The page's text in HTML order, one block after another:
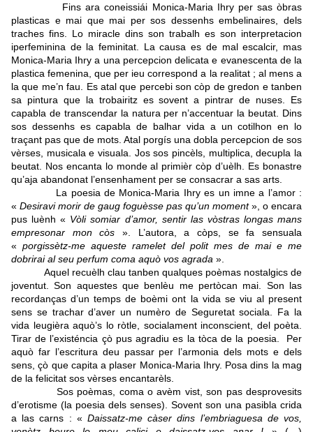
Fins ara coneissiái Monica-Maria Ihry per sas òbras
plasticas e mai que mai per sos dessenhs embelinaires, dels
traches fins. Lo miracle dins son trabalh es son interpretacion
iperfeminina de la feminitat. La causa es de mal escalcir, mas
Monica-Maria Ihry a una percepcion delicata e evanescenta de la
plastica femenina, que per ieu correspond a la realitat ; al mens a
la que me’n fau. Es atal que percebi son còp de gredon e tanben
sa pintura que la trobairitz es sovent a pintrar de nuses. Es
capabla de transcendar la natura per n’accentuar la beutat. Dins
sos dessenhs es capabla de balhar vida a un cotilhon en lo
traçant pas que de mots. Atal porgís una dobla percepcion de sos
vèrses, musicala e visuala. Jos sos pincèls, multiplica, decupla la
beutat. Nos encanta lo monde al primièr còp d’uèlh. Es bonastre
qu’aja abandonat l’ensenhament per se consacrar a sas arts.
La poesia de Monica-Maria Ihry es un imne a l’amor :
« Desiravi morir de gaug foguèsse pas qu’un moment», o encara
pus luènh « Vòli somiar d’amor, sentir las vòstras longas mans
empresonar mon còs ». L’autora, a còps, se fa sensuala
« porgissètz-me aqueste ramelet del polit mes de mai e me
dobrirai al seu perfum coma aquò vos agrada ».
Aquel recuèlh clau tanben qualques poèmas nostalgics de
joventut. Son aquestes que benlèu me pertòcan mai. Son las
recordanças d’un temps de boèmi ont la vida se viu al present
sens se trachar d’aver un numèro de Seguretat sociala. Fa la
vida leugièra aquò’s lo ròtle, socialament inconscient, del poèta.
Tirar de l’existéncia çò pus agradiu es la tòca de la poesia. Per
aquò far l’escritura deu passar per l’armonia dels mots e dels
sens, çò que capita a plaser Monica-Maria Ihry. Posa dins la mag
de la felicitat sos vèrses encantarèls.
Sos poèmas, coma o avèm vist, son pas desprovesits
d’erotisme (la poesia dels senses). Sovent son una pasibla crida
a las carns : « Daissatz-me càser dins l’embriaguesa de vos,